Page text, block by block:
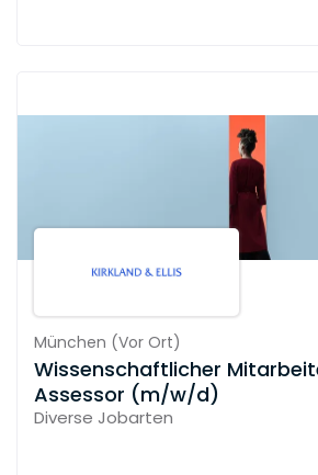
München (Vor Ort)
Wissenschaftlicher
Assessor (m/w/d)
Diverse Jobarten